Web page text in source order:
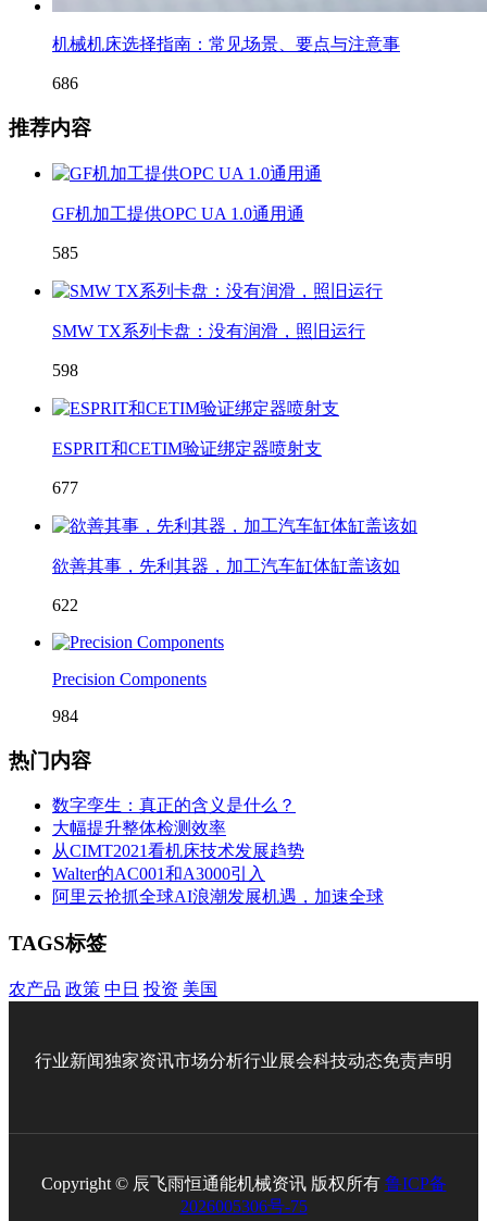
机械机床选择指南：常见场景、要点与注意事
686
推荐内容
GF机加工提供OPC UA 1.0通用通
585
SMW TX系列卡盘：没有润滑，照旧运行
598
ESPRIT和CETIM验证绑定器喷射支
677
欲善其事，先利其器，加工汽车缸体缸盖该如
622
Precision Components
984
热门内容
数字孪生：真正的含义是什么？
大幅提升整体检测效率
从CIMT2021看机床技术发展趋势
Walter的AC001和A3000引入
阿里云抢抓全球AI浪潮发展机遇，加速全球
TAGS标签
农产品 政策 中日 投资 美国
行业新闻独家资讯市场分析行业展会科技动态免责声明
Copyright © 辰飞雨恒通能机械资讯 版权所有 鲁ICP备
2026005306号-75